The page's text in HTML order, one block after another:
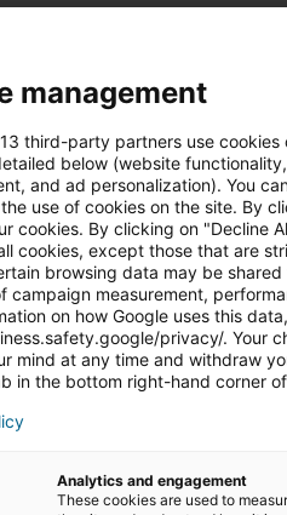
ou serviços
do cliente.
exemplo:
cliente, contribuindo para
management
third-party partners use
below (website
and ad personalization). You
use of cookies on the site. By
cookies. By clicking on "Decline
cookies, except those that are
browsing data may be
campaign measurement,
on how Google uses this
privacy/. Your
mind at any time and withdraw
in the bottom right-hand corner
Analytics and engagement
These cookies are used to